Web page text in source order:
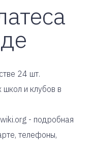
24 шт.
школ и клубов в
- подробная
телефоны,